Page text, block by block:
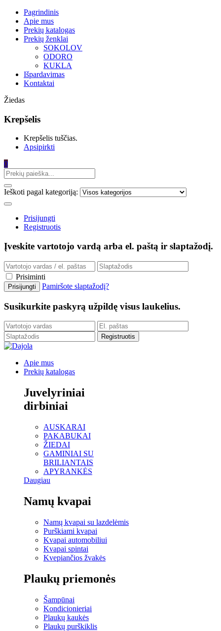
Pagrindinis
Apie mus
Prekių katalogas
Prekių ženklai
SOKOLOV
ODORO
KUKLA
Išpardavimas
Kontaktai
Žiedas
Krepšelis
Krepšelis tuščias.
Apsipirkti
0
Ieškoti pagal kategoriją:
Prisijungti
Registruotis
Įveskite vartotojo vardą arba el. paštą ir slaptažodį.
Prisiminti
Pamiršote slaptažodį?
Susikurkite paskyrą užpildę visus laukelius.
Apie mus
Prekių katalogas
Juvelyriniai
dirbiniai
AUSKARAI
PAKABUKAI
ŽIEDAI
GAMINIAI SU
BRILIANTAIS
APYRANKĖS
Daugiau
Namų kvapai
Namų kvapai su lazdelėmis
Purškiami kvapai
Kvapai automobiliui
Kvapai spintai
Kvepiančios žvakės
Plaukų priemonės
Šampūnai
Kondicionieriai
Plaukų kaukės
Plaukų purškiklis